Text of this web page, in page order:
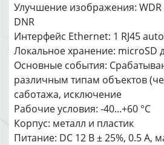
Улучшение изображения: WDR
DNR
Интерфейс Ethernet: 1 RJ45
Локальное хранение: microSD
Основные события:
различным типам объектов
саботажа, исключение
Рабочие условия: -40...+60 °C
Корпус: металл и пластик
Питание: DC 12 В ± 25%, 0.5 А,